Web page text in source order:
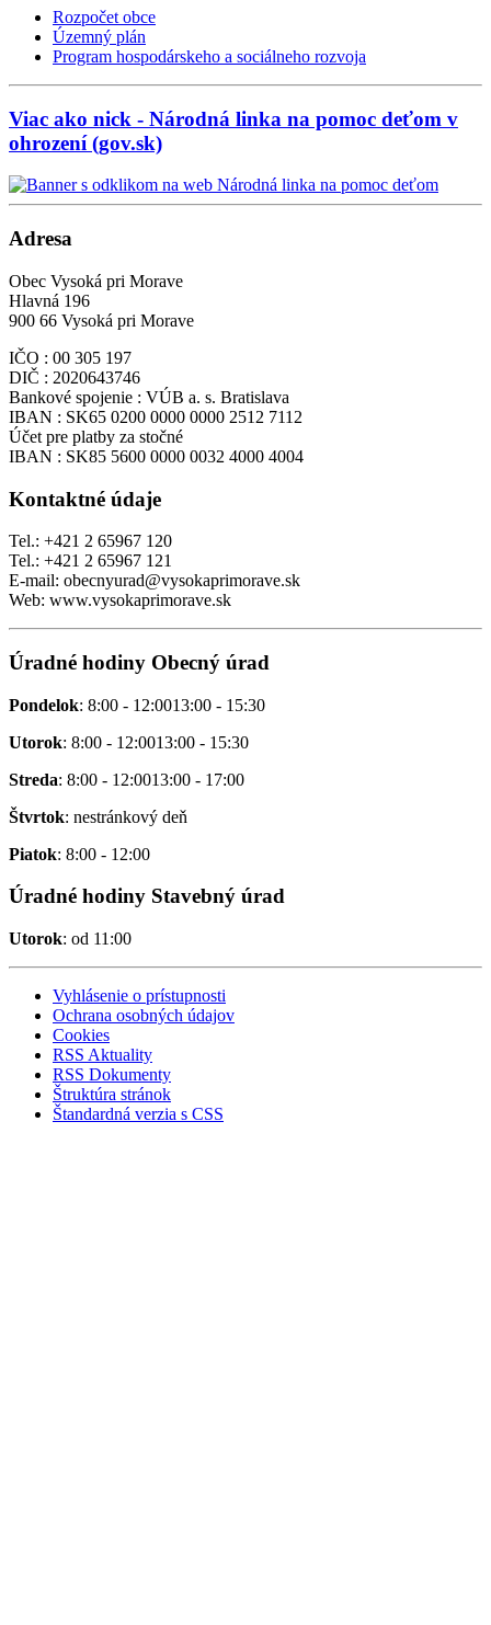
Rozpočet obce
Územný plán
Program hospodárskeho a sociálneho rozvoja
Viac ako nick - Národná linka na pomoc deťom v
ohrození (gov.sk)
Adresa
Obec Vysoká pri Morave
Hlavná 196
900 66 Vysoká pri Morave
IČO : 00 305 197
DIČ : 2020643746
Bankové spojenie : VÚB a. s. Bratislava
IBAN : SK65 0200 0000 0000 2512 7112
Účet pre platby za stočné
IBAN : SK85 5600 0000 0032 4000 4004
Kontaktné údaje
Tel.: +421 2 65967 120
Tel.: +421 2 65967 121
E-mail: obecnyurad@vysokaprimorave.sk
Web: www.vysokaprimorave.sk
Úradné hodiny Obecný úrad
Pondelok: 8:00 - 12:0013:00 - 15:30
Utorok: 8:00 - 12:0013:00 - 15:30
Streda: 8:00 - 12:0013:00 - 17:00
Štvrtok: nestránkový deň
Piatok: 8:00 - 12:00
Úradné hodiny Stavebný úrad
Utorok: od 11:00
Vyhlásenie o prístupnosti
Ochrana osobných údajov
Cookies
RSS Aktuality
RSS Dokumenty
Štruktúra stránok
Štandardná verzia s CSS